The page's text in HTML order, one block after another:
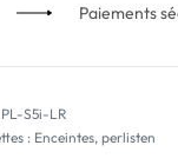
Paiements
PL-S5i-LR
: Enceintes, perlisten